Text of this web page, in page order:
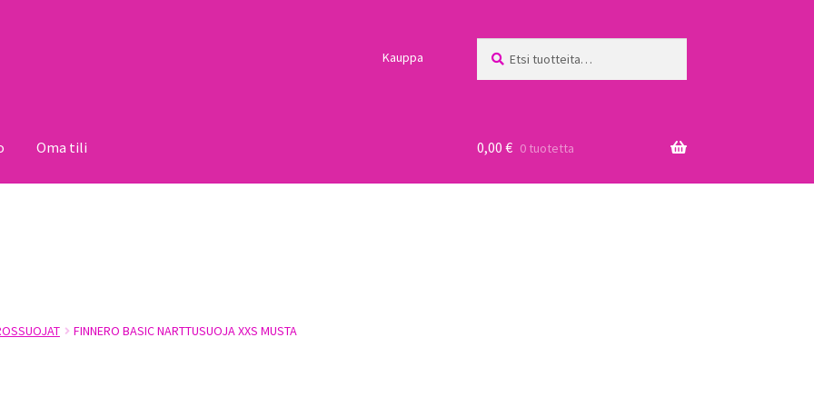
Kauppa
Oma tili 0,00 € 0 tuotetta
FINNERO BASIC NARTTUSUOJA XXS MUSTA